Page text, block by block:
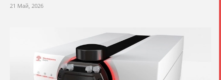
21 Май, 2026